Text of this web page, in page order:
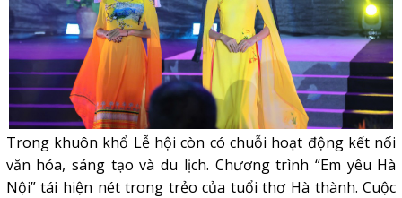
Trong khuôn khổ Lễ hội còn có chuỗi hoạt động kết nối
văn hóa, sáng tạo và du lịch. Chương trình “Em yêu Hà
Nội” tái hiện nét trong trẻo của tuổi thơ Hà thành. Cuộc